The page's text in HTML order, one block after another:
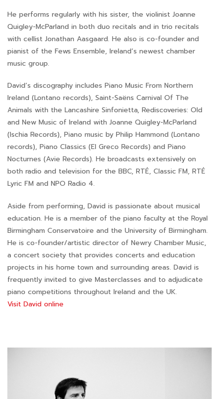
He performs regularly with his sister, the violinist Joanne
Quigley-McParland in both duo recitals and in trio recitals
with cellist Jonathan Aasgaard. He also is co-founder and
pianist of the Fews Ensemble, Ireland’s newest chamber
music group.
David’s discography includes Piano Music From Northern
Ireland (Lontano records), Saint-Saëns Carnival Of The
Animals with the Lancashire Sinfonietta, Rediscoveries: Old
and New Music of Ireland with Joanne Quigley-McParland
(Ischia Records), Piano music by Philip Hammond (Lontano
records), Piano Classics (El Greco Records) and Piano
Nocturnes (Avie Records). He broadcasts extensively on
both radio and television for the BBC, RTÉ, Classic FM, RTÉ
Lyric FM and NPO Radio 4.
Aside from performing, David is passionate about musical
education. He is a member of the piano faculty at the Royal
Birmingham Conservatoire and the University of Birmingham.
He is co-founder/artistic director of Newry Chamber Music,
a concert society that provides concerts and education
projects in his home town and surrounding areas. David is
frequently invited to give Masterclasses and to adjudicate
piano competitions throughout Ireland and the UK.
Visit David online